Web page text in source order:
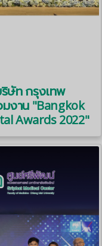
ษัท กรุงเทพ
มงาน "Bangkok
Awards 2022"